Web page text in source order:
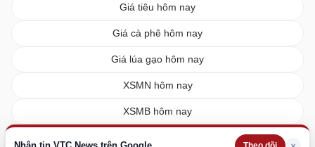
Giá tiêu hôm nay
Giá cà phê hôm nay
Giá lúa gạo hôm nay
XSMN hôm nay
XSMB hôm nay